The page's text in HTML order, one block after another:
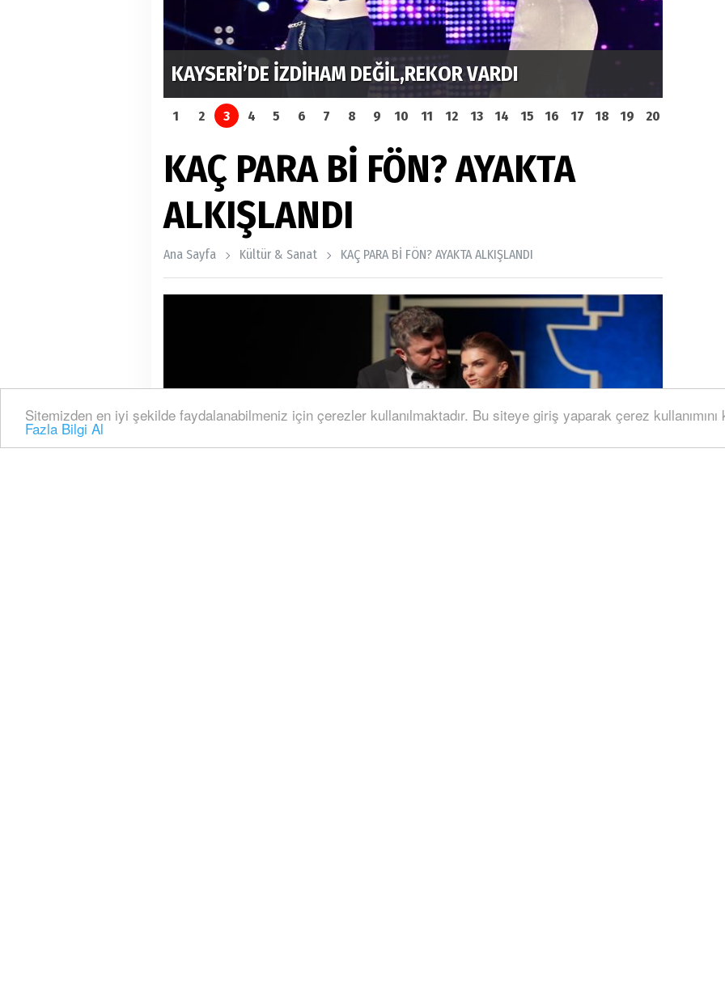
Sitemizden en iyi şekilde faydalanabilmeniz için çerezler kullanılmaktadır. Bu siteye giriş yaparak çerez kullanımını
Fazla Bilgi Al
KAYSERİ’DE İZDİHAM DEĞİL,REKOR VARDI
1 2 3 4 5 6 7 8 9 10 11 12 13 14 15 16 17 18 19 20
KAÇ PARA Bİ FÖN? AYAKTA
ALKIŞLANDI
Ana Sayfa Kültür & Sanat KAÇ PARA Bİ FÖN? AYAKTA ALKIŞLANDI